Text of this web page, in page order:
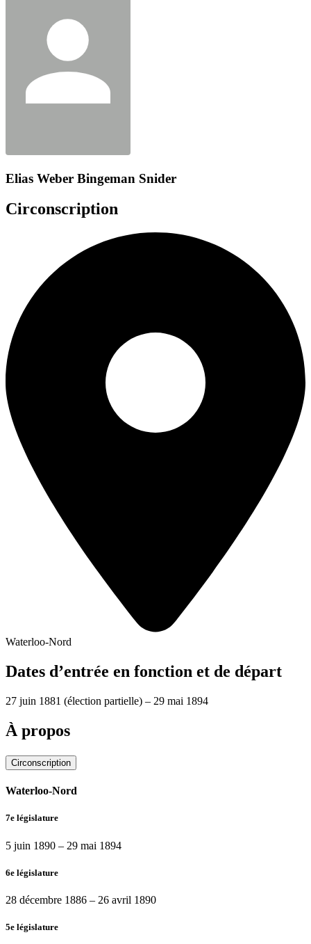
Elias Weber Bingeman Snider
Circonscription
Waterloo-Nord
Dates d’entrée en fonction et de départ
27 juin 1881 (élection partielle) – 29 mai 1894
À propos
Circonscription
Waterloo-Nord
7e législature
5 juin 1890 – 29 mai 1894
6e législature
28 décembre 1886 – 26 avril 1890
5e législature